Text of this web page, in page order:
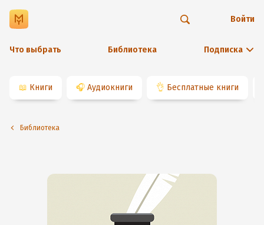
Что выбрать Библиотека Подписка
Войти
📖 Книги 🎧 Аудиокниги 👌 Бесплатные книги
Библиотека